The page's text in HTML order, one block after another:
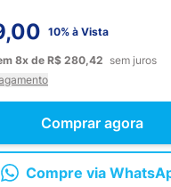
Comprar agora
10% à Vista
8x de R$ 280,42 sem juros
Compre via